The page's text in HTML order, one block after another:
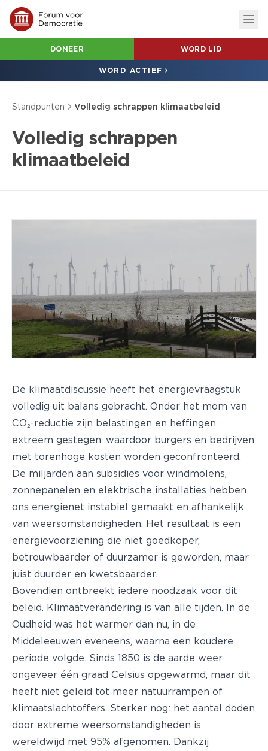
DONEER WORD LID
WORD ACTIEF
Standpunten Volledig schrappen klimaatbeleid
Volledig schrappen
klimaatbeleid
De klimaatdiscussie heeft het energievraagstuk
volledig uit balans gebracht. Onder het mom van
CO₂-reductie zijn belastingen en heffingen
extreem gestegen, waardoor burgers en bedrijven
met torenhoge kosten worden geconfronteerd.
De miljarden aan subsidies voor windmolens,
zonnepanelen en elektrische installaties hebben
ons energienet instabiel gemaakt en afhankelijk
van weersomstandigheden. Het resultaat is een
energievoorziening die niet goedkoper,
betrouwbaarder of duurzamer is geworden, maar
juist duurder en kwetsbaarder.
Bovendien ontbreekt iedere noodzaak voor dit
beleid. Klimaatverandering is van alle tijden. In de
Oudheid was het warmer dan nu, in de
Middeleeuwen eveneens, waarna een koudere
periode volgde. Sinds 1850 is de aarde weer
ongeveer één graad Celsius opgewarmd, maar dit
heeft niet geleid tot meer natuurrampen of
klimaatslachtoffers. Sterker nog: het aantal doden
door extreme weersomstandigheden is
wereldwijd met 95% afgenomen. Dankzij